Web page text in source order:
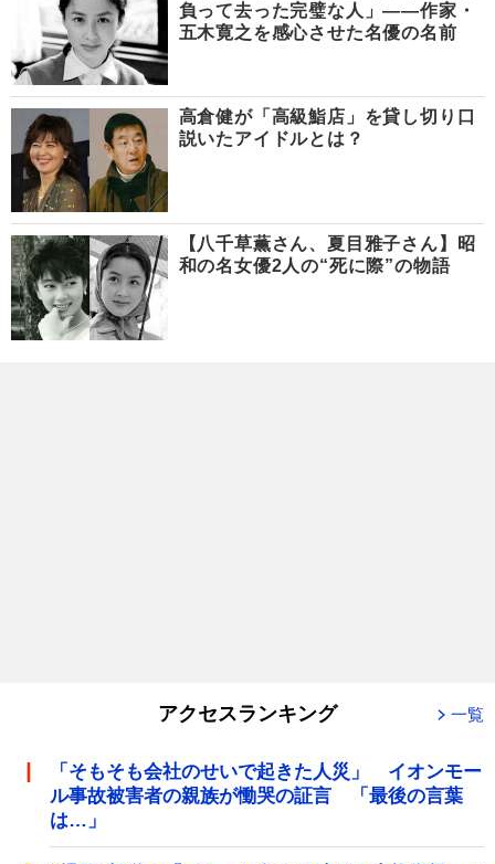
負って去った完璧な人」――作家・
五木寛之を感心させた名優の名前
高倉健が「高級鮨店」を貸し切り口
説いたアイドルとは？
【八千草薫さん、夏目雅子さん】昭
和の名女優2人の“死に際”の物語
アクセスランキング 一覧
「そもそも会社のせいで起きた人災」 イオンモー
ル事故被害者の親族が慟哭の証言 「最後の言葉
は…」